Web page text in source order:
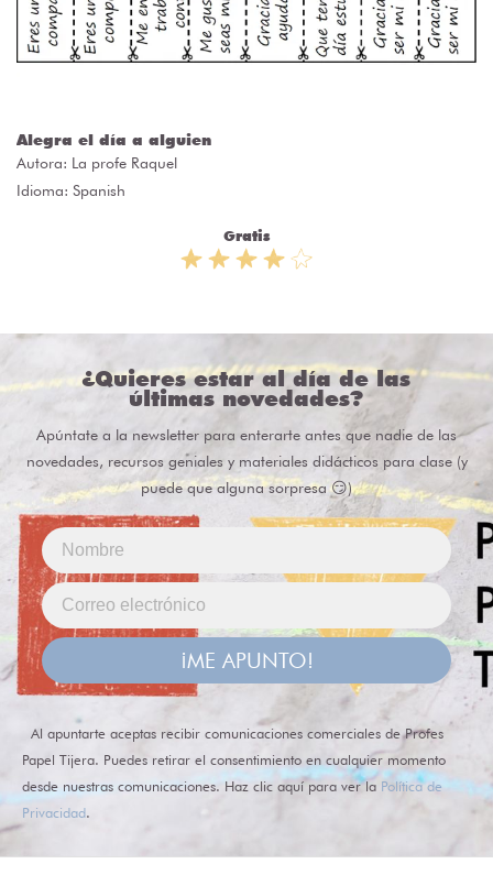
Alegra el día a alguien
Autora: La profe Raquel
Idioma: Spanish
Gratis
¿Quieres estar al día de las
últimas novedades?
Apúntate a la newsletter para enterarte antes que nadie de las
novedades, recursos geniales y materiales didácticos para clase (y
puede que alguna sorpresa 😏)
¡ME APUNTO!
Al apuntarte aceptas recibir comunicaciones comerciales de Profes
Papel Tijera. Puedes retirar el consentimiento en cualquier momento
desde nuestras comunicaciones. Haz clic aquí para ver la Política de
Privacidad.